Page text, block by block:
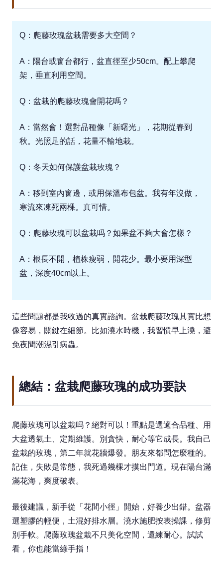
Q：爬藤玫瑰盆栽需要多大空間？
A：陽台或窗台都行，盆直徑至少50cm。配上攀爬
架，垂直利用空間。
Q：盆栽的爬藤玫瑰會開花嗎？
A：當然會！選對品種像「新曙光」，花期從春到
秋。光照足的話，花量不輸地栽。
Q：冬天如何保護盆栽玫瑰？
A：移到室內窗邊，或用保溫布包盆。我有年沒做，
寒流來凍死兩棵。真可惜。
Q：爬藤玫瑰可以盆栽吗？如果盆不夠大會怎樣？
A：根長不開，植株瘦弱，開花少。最小要用深型
盆，深度40cm以上。
這些問題都是我收過的真實諮詢。盆栽爬藤玫瑰其實比想
像容易，關鍵在細節。比如澆水時機，我習慣早上澆，避
免夜間潮濕引病蟲。
總結：盆栽爬藤玫瑰的成功要訣
爬藤玫瑰可以盆栽吗？絕對可以！重點是選適合品種、用
大盆透氣土、定期維護。別貪快，耐心等它成長。我自己
盆栽的玫瑰，第二年就花牆爆發。朋友來都問怎麼種的。
記住，失敗是常態，我死過幾棵才摸出門道。現在陽台滿
滿花海，爽度破表。
最後建議，新手從「花間小徑」開始，好養少出錯。盆器
選塑膠的輕便，土混好排水層。澆水施肥按表操課，修剪
別手軟。爬藤玫瑰盆栽不只美化空間，還練耐心。試試
看，你也能當綠手指！